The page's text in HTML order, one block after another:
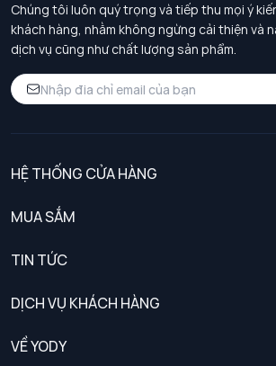
Chúng tôi luôn quý trọng và tiếp thu mọi ý
khách hàng, nhằm không ngừng cải thiện và
dịch vụ cũng như chất lượng sản phẩm.
HỆ THỐNG CỬA HÀNG
MUA SẮM
TIN TỨC
DỊCH VỤ KHÁCH HÀNG
Chính sách khách hàng thân thiết
VỀ YODY